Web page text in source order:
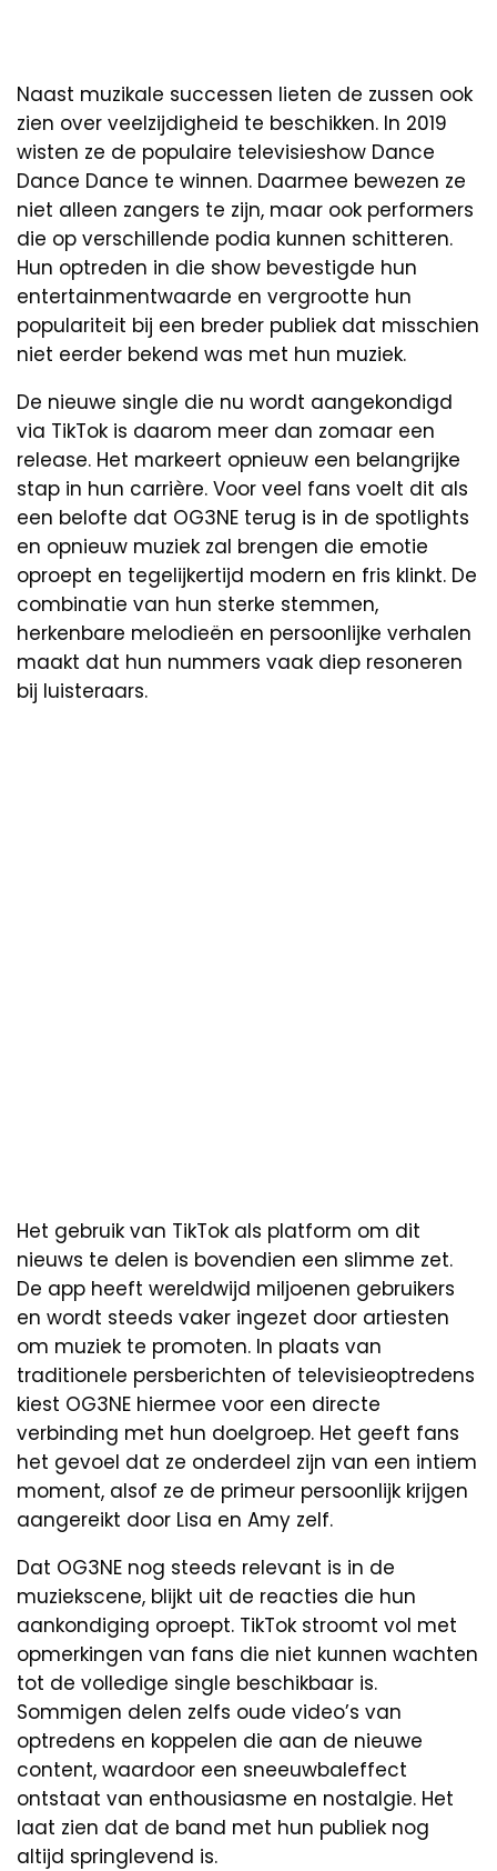
Naast muzikale successen lieten de zussen ook
zien over veelzijdigheid te beschikken. In 2019
wisten ze de populaire televisieshow Dance
Dance Dance te winnen. Daarmee bewezen ze
niet alleen zangers te zijn, maar ook performers
die op verschillende podia kunnen schitteren.
Hun optreden in die show bevestigde hun
entertainmentwaarde en vergrootte hun
populariteit bij een breder publiek dat misschien
niet eerder bekend was met hun muziek.
De nieuwe single die nu wordt aangekondigd
via TikTok is daarom meer dan zomaar een
release. Het markeert opnieuw een belangrijke
stap in hun carrière. Voor veel fans voelt dit als
een belofte dat OG3NE terug is in de spotlights
en opnieuw muziek zal brengen die emotie
oproept en tegelijkertijd modern en fris klinkt. De
combinatie van hun sterke stemmen,
herkenbare melodieën en persoonlijke verhalen
maakt dat hun nummers vaak diep resoneren
bij luisteraars.
Het gebruik van TikTok als platform om dit
nieuws te delen is bovendien een slimme zet.
De app heeft wereldwijd miljoenen gebruikers
en wordt steeds vaker ingezet door artiesten
om muziek te promoten. In plaats van
traditionele persberichten of televisieoptredens
kiest OG3NE hiermee voor een directe
verbinding met hun doelgroep. Het geeft fans
het gevoel dat ze onderdeel zijn van een intiem
moment, alsof ze de primeur persoonlijk krijgen
aangereikt door Lisa en Amy zelf.
Dat OG3NE nog steeds relevant is in de
muziekscene, blijkt uit de reacties die hun
aankondiging oproept. TikTok stroomt vol met
opmerkingen van fans die niet kunnen wachten
tot de volledige single beschikbaar is.
Sommigen delen zelfs oude video’s van
optredens en koppelen die aan de nieuwe
content, waardoor een sneeuwbaleffect
ontstaat van enthousiasme en nostalgie. Het
laat zien dat de band met hun publiek nog
altijd springlevend is.